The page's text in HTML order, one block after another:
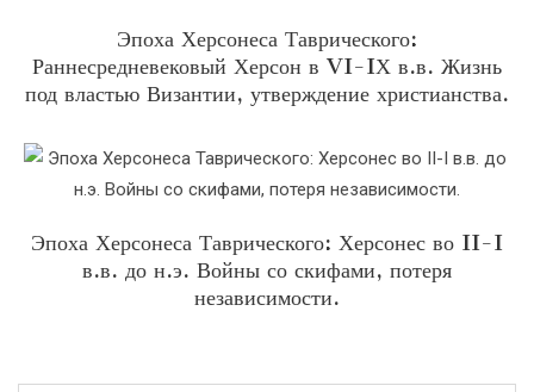
Эпоха Херсонеса Таврического:
Раннесредневековый Херсон в VI-IХ в.в. Жизнь
под властью Византии, утверждение христианства.
Эпоха Херсонеса Таврического: Херсонес во II-I
в.в. до н.э. Войны со скифами, потеря
независимости.